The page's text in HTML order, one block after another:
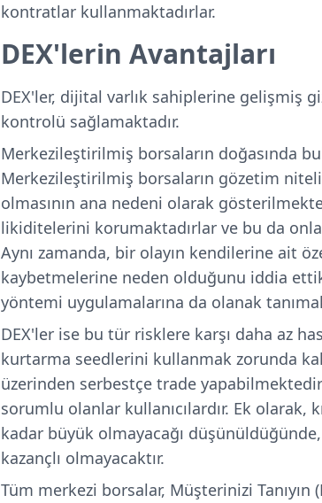
kontratlar kullanmaktadırlar.
DEX'lerin Avantajları
DEX'ler, dijital varlık sahiplerine gelişmiş
kontrolü sağlamaktadır.
Merkezileştirilmiş borsaların doğasında
Merkezileştirilmiş borsaların gözetim
olmasının ana nedeni olarak
likiditelerini korumaktadırlar ve bu da
Aynı zamanda, bir olayın kendilerine ait
kaybetmelerine neden olduğunu iddia
yöntemi uygulamalarına da olanak
DEX'ler ise bu tür risklere karşı daha az
kurtarma seedlerini kullanmak zorunda
üzerinden serbestçe trade
sorumlu olanlar kullanıcılardır. Ek
kadar büyük olmayacağı
kazançlı olmayacaktır.
Tüm merkezi borsalar, Müşterinizi